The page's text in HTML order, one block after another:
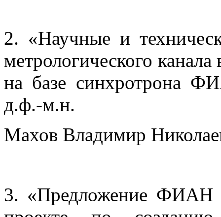
2. «Научные и
метрологического
на базе синхротрона
д.ф.-м.н.
Махов Владимир
3. «Предложение ФИАН